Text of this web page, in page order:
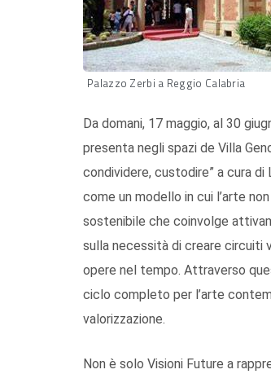
Palazzo Zerbi a Reggio Calabria
Da domani, 17 maggio, al 30
presenta negli spazi de Villa
condividere, custodire” a cura
come un modello in cui l’arte
sostenibile che coinvolge
sulla necessità di creare circuiti
opere nel tempo. Attraverso
ciclo completo per l’arte
valorizzazione.
Non è solo Visioni Future a